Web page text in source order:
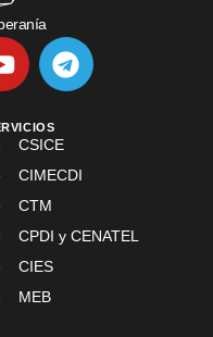
CSICE
CIMECDI
CTM
CPDI y CENATEL
CIES
MEB